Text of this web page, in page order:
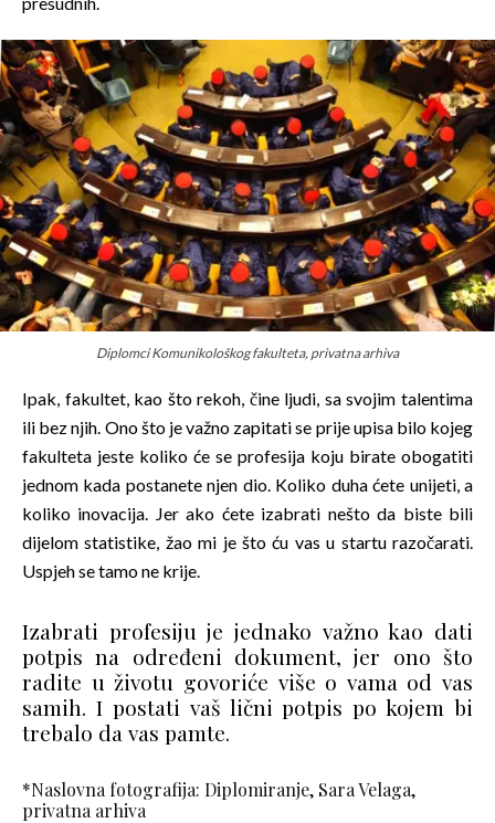
Diplomci Komunikološkog fakulteta, privatna arhiva
Ipak, fakultet, kao što rekoh, čine ljudi, sa svojim talentima
ili bez njih. Ono što je važno zapitati se prije upisa bilo kojeg
fakulteta jeste koliko će se profesija koju birate obogatiti
jednom kada postanete njen dio. Koliko duha ćete unijeti, a
koliko inovacija. Jer ako ćete izabrati nešto da biste bili
dijelom statistike, žao mi je što ću vas u startu razočarati.
Uspjeh se tamo ne krije.
Izabrati profesiju je jednako važno kao dati
potpis na određeni dokument, jer ono što
radite u životu govoriće više o vama od vas
samih. I postati vaš lični potpis po kojem bi
trebalo da vas pamte.
*Naslovna fotografija: Diplomiranje, Sara Velaga,
privatna arhiva